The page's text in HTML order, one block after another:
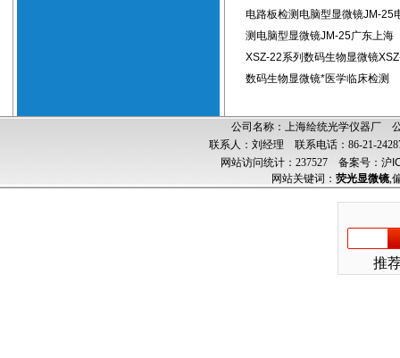
电路板检测电脑型显微镜JM-25
测电脑型显微镜JM-25广东上海
XSZ-22系列数码生物显微镜
数码生物显微镜*医学临床检测
公司名称：上海绘统光学仪器厂
联系人：刘经理 联系电话：86-21-
网站访问统计：237527 备案号：沪
网站关键词： 荧光显微镜,
推